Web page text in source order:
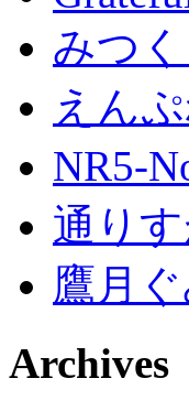
みつ
えん
NR5-
通り
鷹月
Archives